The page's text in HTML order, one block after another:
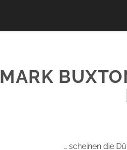
MARK
… scheinen die